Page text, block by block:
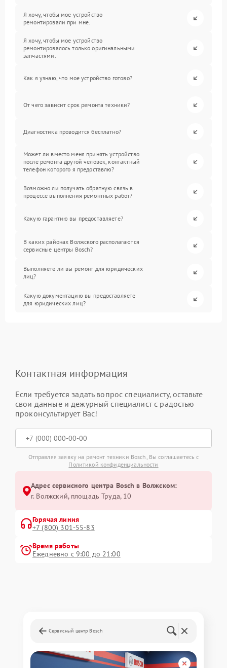
Я хочу, чтобы мое устройство
ремонтировали при мне.
Я хочу, чтобы мое устройство
ремонтировалось только оригинальными
запчастями.
Как я узнаю, что мое устройство готово?
От чего зависит срок ремонта техники?
Диагностика проводится бесплатно?
Может ли вместо меня принять устройство
после ремонта другой человек, контактный
телефон которого я предоставлю?
Возможно ли получать обратную связь в
процессе выполнения ремонтных работ?
Какую гарантию вы предоставляете?
В каких районах Волжского располагаются
сервисные центры Bosch?
Выполняете ли вы ремонт для юридических
лиц?
Какую документацию вы предоставляете
для юридических лиц?
Контактная информация
Если требуется задать вопрос специалисту, оставьте
свои данные и дежурный специалист с радостью
проконсультирует Вас!
Отправляя заявку на ремонт техники Bosch, Вы соглашаетесь с
Политикой конфиденциальности
Адрес сервисного центра Bosch в Волжском:
г. Волжский, площадь Труда, 10
Горячая линия
+7 (800) 301-55-83
Время работы
Ежедневно с 9:00 до 21:00
Сервисный центр Bosch